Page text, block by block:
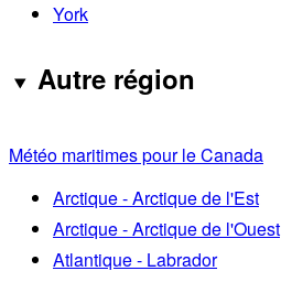
York
Autre région
Météo maritimes pour le Canada
Arctique - Arctique de l'Est
Arctique - Arctique de l'Ouest
Atlantique - Labrador